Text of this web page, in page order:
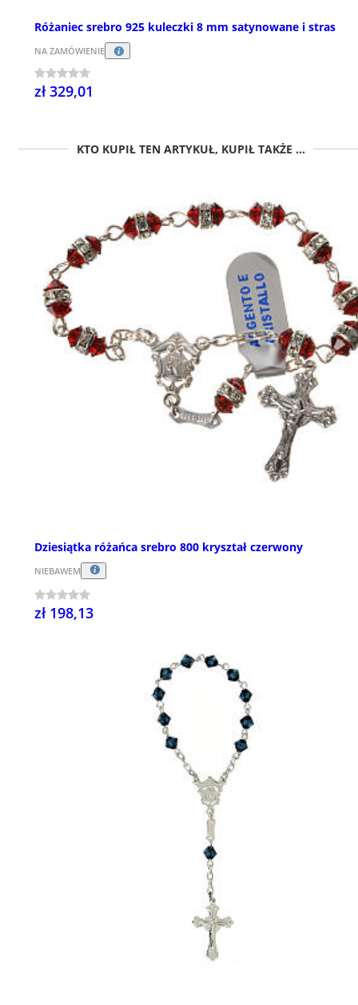
Różaniec srebro 925 kuleczki 8 mm satynowane i stras
NA ZAMÓWIENIE
zł 329,01
KTO KUPIŁ TEN ARTYKUŁ, KUPIŁ TAKŻE ...
Dziesiątka różańca srebro 800 kryształ czerwony
NIEBAWEM
zł 198,13